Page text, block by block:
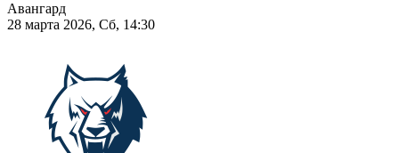
Авангард
28 марта 2026, Сб, 14:30